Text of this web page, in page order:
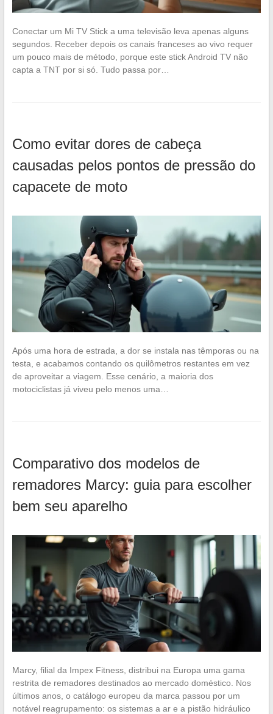
Conectar um Mi TV Stick a uma televisão leva apenas alguns
segundos. Receber depois os canais franceses ao vivo requer
um pouco mais de método, porque este stick Android TV não
capta a TNT por si só. Tudo passa por…
Como evitar dores de cabeça
causadas pelos pontos de pressão do
capacete de moto
Após uma hora de estrada, a dor se instala nas têmporas ou na
testa, e acabamos contando os quilômetros restantes em vez
de aproveitar a viagem. Esse cenário, a maioria dos
motociclistas já viveu pelo menos uma…
Comparativo dos modelos de
remadores Marcy: guia para escolher
bem seu aparelho
Marcy, filial da Impex Fitness, distribui na Europa uma gama
restrita de remadores destinados ao mercado doméstico. Nos
últimos anos, o catálogo europeu da marca passou por um
notável reagrupamento: os sistemas a ar e a pistão hidráulico